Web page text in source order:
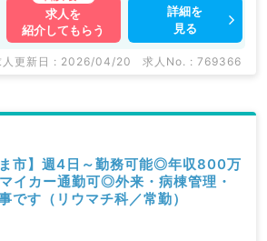
しており、大学病院の次のキャリア
す。
求人を
紹介してもらう
詳細を
見る
人更新日 : 2026/04/20 求人No. : 769366
ま市】週4日～勤務可能◎年収800万
カー通勤可◎外来・病棟管理・
です（リウマチ科／常勤）